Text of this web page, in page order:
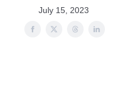
July 15, 2023